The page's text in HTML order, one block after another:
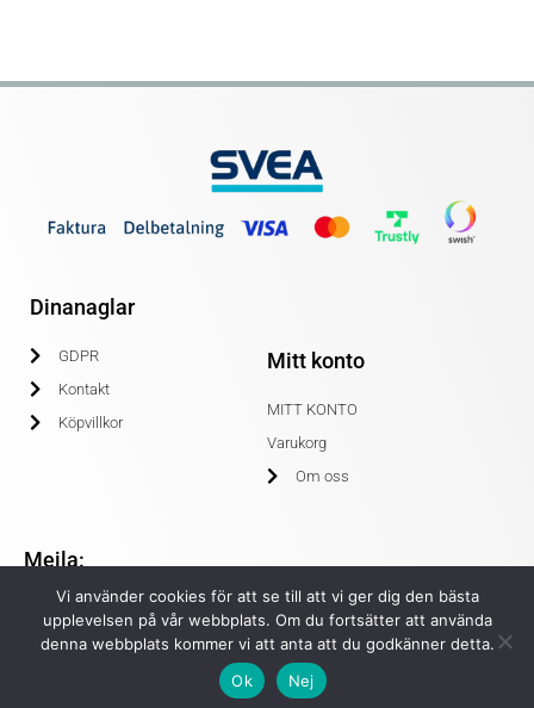
Dinanaglar
GDPR
Kontakt
Köpvillkor
Mitt konto
MITT KONTO
Varukorg
Om oss
Mejla:
info@dinanaglar.se
© COPYRIGHT 2020 DINANAGLAR.SE
Vi använder cookies för att se till att vi ger dig den bästa
upplevelsen på vår webbplats. Om du fortsätter att använda
denna webbplats kommer vi att anta att du godkänner detta.
Ok
Nej